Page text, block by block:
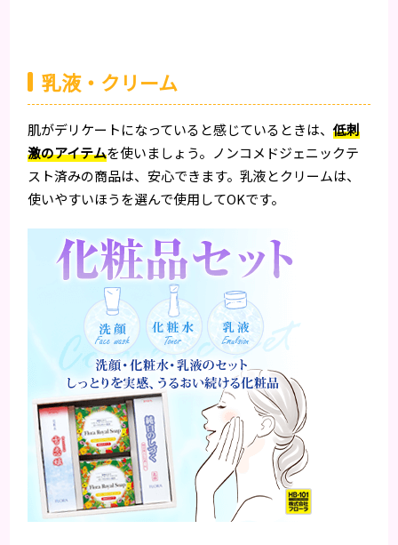
乳液・クリーム
肌がデリケートになっていると感じているときは、低刺
激のアイテムを使いましょう。ノンコメドジェニックテ
スト済みの商品は、安心できます。乳液とクリームは、
使いやすいほうを選んで使用してOKです。